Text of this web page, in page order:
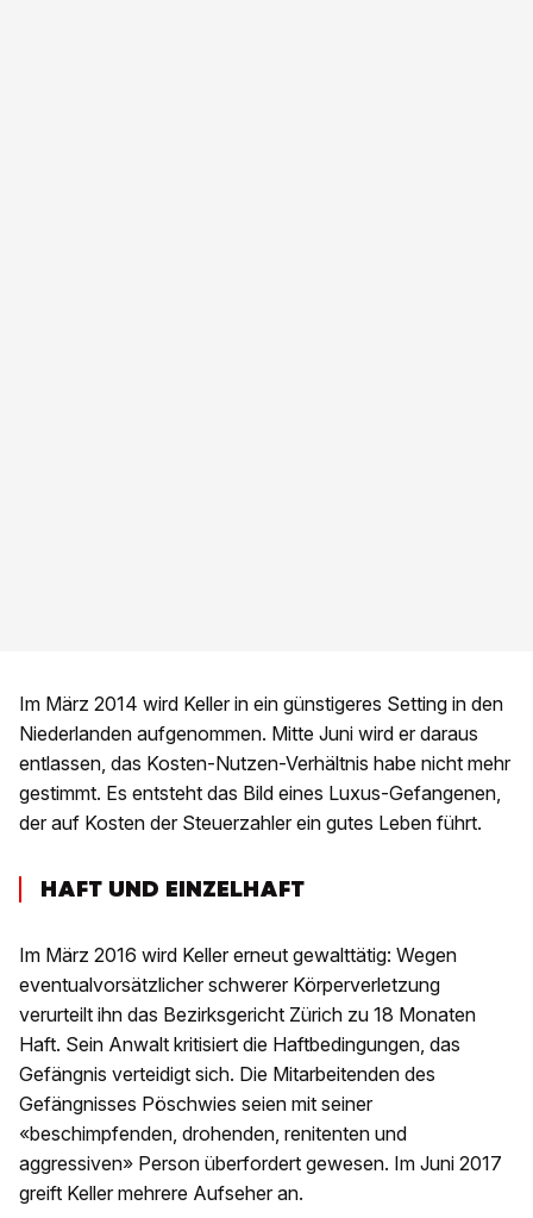
Im März 2014 wird Keller in ein günstigeres Setting in den
Niederlanden aufgenommen. Mitte Juni wird er daraus
entlassen, das Kosten-Nutzen-Verhältnis habe nicht mehr
gestimmt. Es entsteht das Bild eines Luxus-Gefangenen,
der auf Kosten der Steuerzahler ein gutes Leben führt.
HAFT UND EINZELHAFT
Im März 2016 wird Keller erneut gewalttätig: Wegen
eventualvorsätzlicher schwerer Körperverletzung
verurteilt ihn das Bezirksgericht Zürich zu 18 Monaten
Haft. Sein Anwalt kritisiert die Haftbedingungen, das
Gefängnis verteidigt sich. Die Mitarbeitenden des
Gefängnisses Pöschwies seien mit seiner
«beschimpfenden, drohenden, renitenten und
aggressiven» Person überfordert gewesen. Im Juni 2017
greift Keller mehrere Aufseher an.